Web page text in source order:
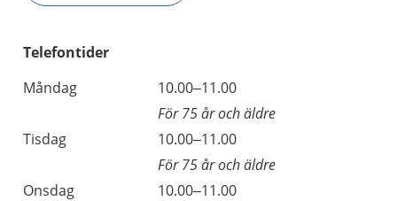
Telefontider
Måndag
10.00–11.00
För 75 år och äldre
Tisdag
10.00–11.00
För 75 år och äldre
Onsdag
10.00–11.00